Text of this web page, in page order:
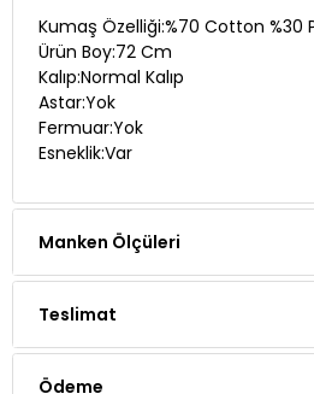
Ürün Boy:72 Cm
Kalıp:Normal Kalıp
Astar:Yok
Fermuar:Yok
Esneklik:Var
Manken Ölçüleri
Teslimat
Ödeme